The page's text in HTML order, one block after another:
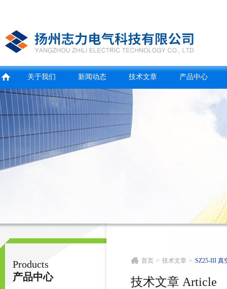
扬州志力电气科技有限公司/扬州高压测试仪
关于我们 新闻动态 技术文章 产品中心
Products
产品中心
首页 > 技术文章 > SZ25-III 真
技术文章 Article